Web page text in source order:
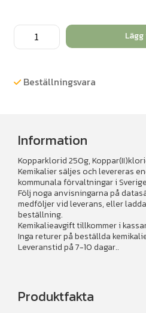
Koppar(II)klorid-
2-
pulver
Beställningsvara
Information
Kopparklorid 250g,
Kemikalier säljes och levereras
kommunala förvaltningar i
Följ noga anvisningarna på
medföljer vid leverans, eller
beställning.
Kemikalieavgift tillkommer i
Inga returer på beställda
Leveranstid på 7-10 dagar..
Produktfakta